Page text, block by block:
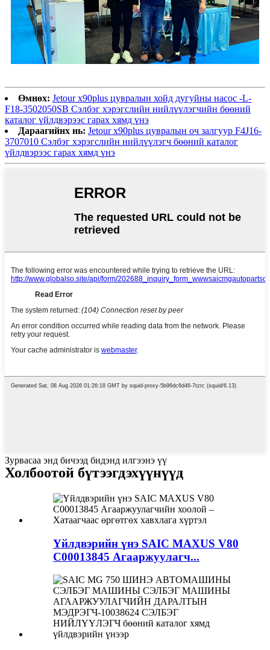
Өмнөх: Jetour x90plus цувралын хойд дугуйны насос -L-
F18-3502050SB Сэлбэг хэрэгслийн нийлүүлэгчийн бөөний
каталог үйлдвэрээс гарах хямд үнэ
Дараагийнх нь: Jetour x90plus цувралын оч залгуур F4J16-
3707010 Сэлбэг хэрэгслийн нийлүүлэгч бөөний каталог
үйлдвэрээс гарах хямд үнэ
Зурвасаа энд бичээд бидэнд илгээнэ үү
Холбоотой бүтээгдэхүүнүүд
Үйлдвэрийн үнэ SAIC MAXUS V80
C00013845 Агааржуулагч...